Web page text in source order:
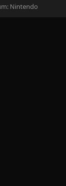
Nintendo